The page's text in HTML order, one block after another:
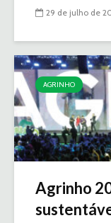
29 de julho de
AGRINHO
Agrinho